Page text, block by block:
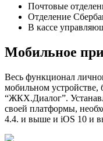
Почтовые
Отделение
В кассе
Мобильное
Весь функционал
мобильном
“ЖКХ.Диалог”.
своей платформы,
4.4. и выше и iOS 10 и